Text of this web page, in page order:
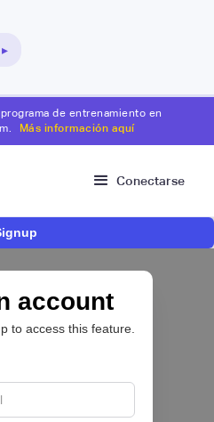
de entrenamiento en
Más información aquí
Conectarse
account
to access this feature.
en México